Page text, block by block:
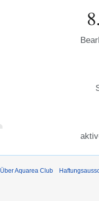
Über Aquarea Club